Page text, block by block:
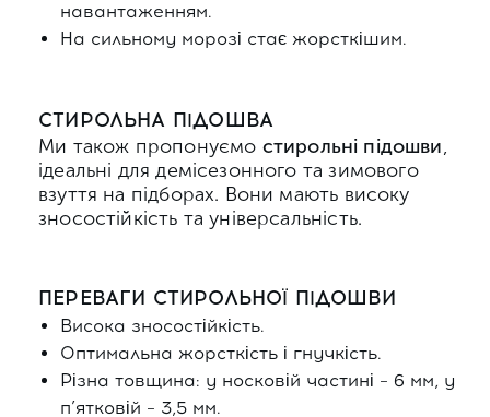
навантаженням.
На сильному морозі стає жорсткішим.
СТИРОЛЬНА ПІДОШВА
Ми також пропонуємо стирольні підошви,
ідеальні для демісезонного та зимового
взуття на підборах. Вони мають високу
зносостійкість та універсальність.
ПЕРЕВАГИ СТИРОЛЬНОЇ ПІДОШВИ
Висока зносостійкість.
Оптимальна жорсткість і гнучкість.
Різна товщина: у носковій частині – 6 мм, у
п’ятковій – 3,5 мм.